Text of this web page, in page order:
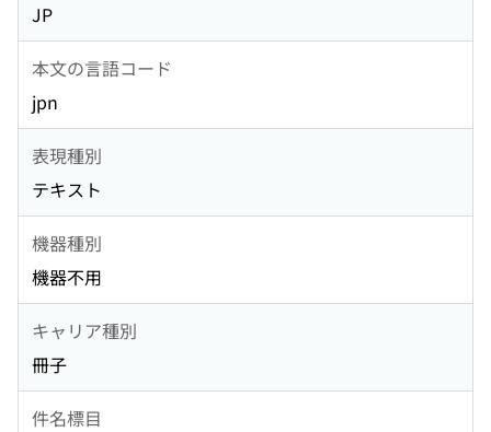
JP
本文の言語コード
jpn
表現種別
テキスト
機器種別
機器不用
キャリア種別
冊子
件名標目